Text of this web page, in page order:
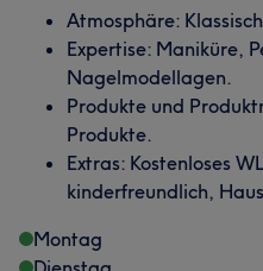
Atmosphäre:
Expertise: Maniküre,
Nagelmodellagen.
Produkte und
Produkte.
Extras: Kostenloses
kinderfreundlich,
Montag